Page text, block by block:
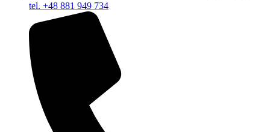
tel. +48 881 949 734